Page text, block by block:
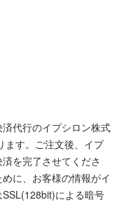
済代行のイプシロン株式
ます。ご注文後、イプ
を完了させてくださ
に、お客様の情報がイ
による暗号